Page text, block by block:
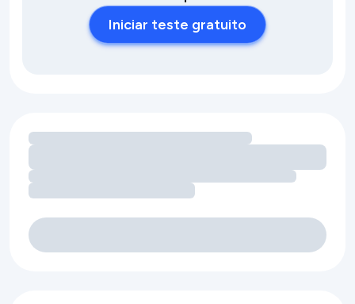
Iniciar teste gratuito
Carregando oportunidades de receita por comodidades